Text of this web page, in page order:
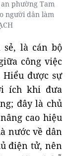
phường Tam
người dân làm
sẻ, là cán bộ
công việc
được sự
ích khi đưa
đây là chủ
cao hiệu
nước về dân
điện tử, nên